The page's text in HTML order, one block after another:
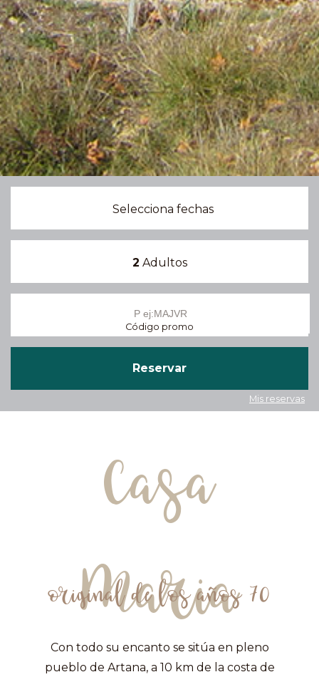
Selecciona fechas
2 Adultos
Código promo
Mis reservas
Casa
Maria
original de los años 70
Con todo su encanto se sitúa en pleno
pueblo de Artana, a 10 km de la costa de